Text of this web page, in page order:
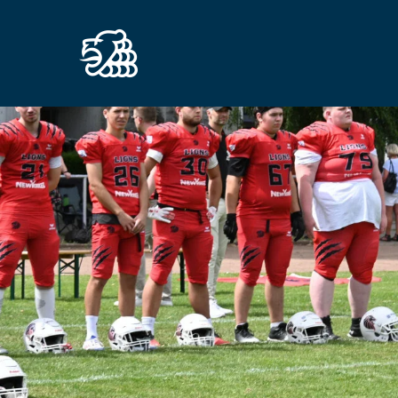
Zum Hauptinhalt springen